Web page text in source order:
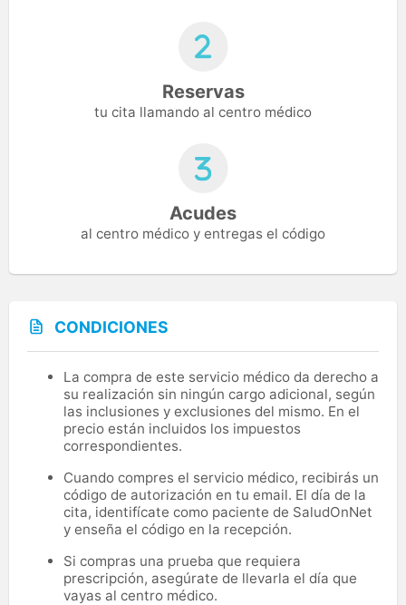
Reservas
tu cita llamando al centro médico
Acudes
al centro médico y entregas el código
CONDICIONES
La compra de este servicio médico da derecho a
su realización sin ningún cargo adicional, según
las inclusiones y exclusiones del mismo. En el
precio están incluidos los impuestos
correspondientes.
Cuando compres el servicio médico, recibirás un
código de autorización en tu email. El día de la
cita, identifícate como paciente de SaludOnNet
y enseña el código en la recepción.
Si compras una prueba que requiera
prescripción, asegúrate de llevarla el día que
vayas al centro médico.